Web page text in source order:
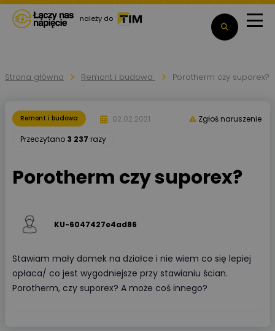
należy do
Strona główna Remont i budowa Porotherm czy suporex?
Remont i budowa
02.02.2021
Przeczytano 3 237 razy
Zgłoś naruszenie
Porotherm czy suporex?
KU-6047427e4ad86
Stawiam mały domek na działce i nie wiem co się lepiej
opłaca/ co jest wygodniejsze przy stawianiu ścian.
Porotherm, czy suporex? A może coś innego?